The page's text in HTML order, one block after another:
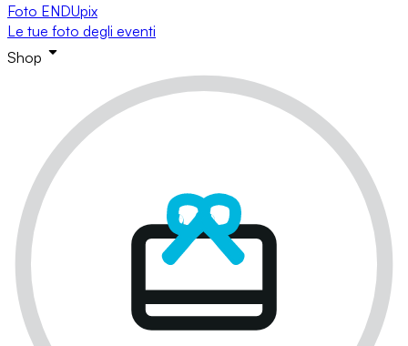
Foto ENDUpix
Le tue foto degli eventi
Shop